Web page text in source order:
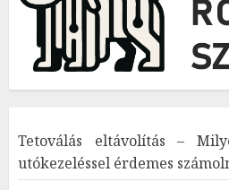
Tetoválás eltávolítás –
utókezeléssel érdemes